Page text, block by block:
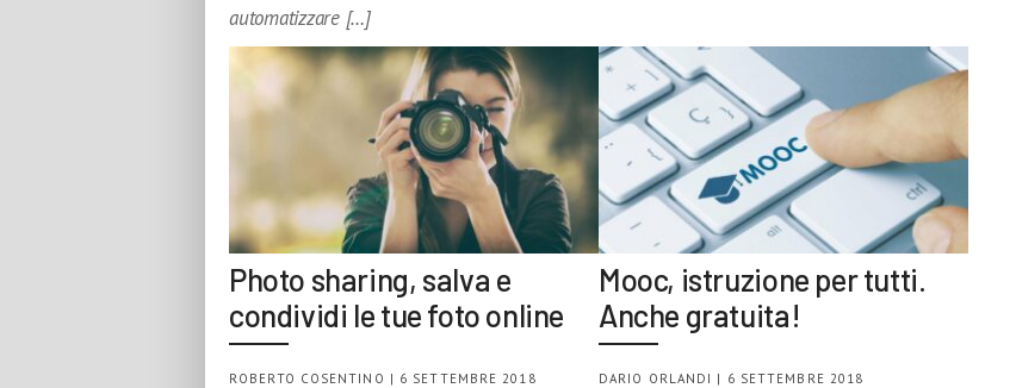
automatizzare […]
Photo sharing, salva e
condividi le tue foto online
ROBERTO COSENTINO | 6 SETTEMBRE 2018
Mooc, istruzione per tutti.
Anche gratuita!
DARIO ORLANDI | 6 SETTEMBRE 2018